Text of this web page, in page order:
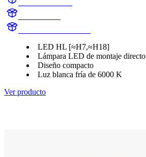
LED HL [≈H7,≈H18]
Lámpara LED de montaje directo
Diseño compacto
Luz blanca fría de 6000 K
Ver producto